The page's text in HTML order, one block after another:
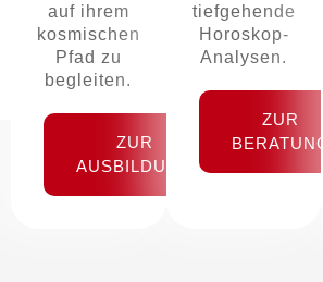
auf ihrem
kosmischen
Pfad zu
begleiten.
ZUR
AUSBILDUNG
tiefgehende
Horoskop-
Analysen.
ZUR
BERATUNG